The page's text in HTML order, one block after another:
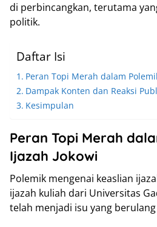
di perbincangkan, terutama
politik.
Daftar Isi
Peran Topi Merah dalam
Dampak Konten dan Reaksi
Kesimpulan
Peran Topi Merah
Ijazah Jokowi
Polemik mengenai keaslian
ijazah kuliah dari Universitas
telah menjadi isu yang